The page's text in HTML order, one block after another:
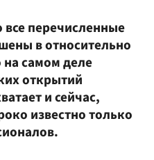
перечисленные
в относительно
самом деле
открытий
и сейчас,
известно только